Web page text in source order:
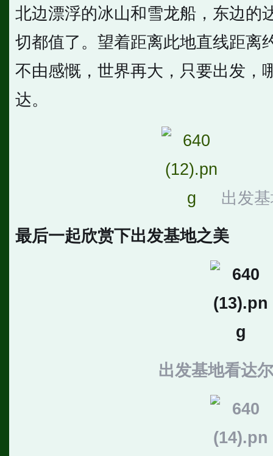
北边漂浮的冰山和雪龙船，东边的
切都值了。望着距离此地直线距离
不由感慨，世界再大，只要出发，
达。
出发
最后一起欣赏下出发基地之美
出发基地看达